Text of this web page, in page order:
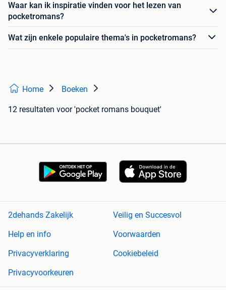
Waar kan ik inspiratie vinden voor het lezen van
pocketromans?
Wat zijn enkele populaire thema's in pocketromans?
Home Boeken
12 resultaten voor 'pocket romans bouquet'
2dehands Zakelijk
Veilig en Succesvol
Help en info
Voorwaarden
Privacyverklaring
Cookiebeleid
Privacyvoorkeuren